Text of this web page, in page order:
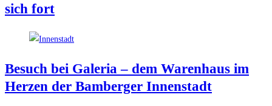
sich fort
Besuch bei Gale­ria – dem Waren­haus im
Her­zen der Bam­ber­ger Innenstadt